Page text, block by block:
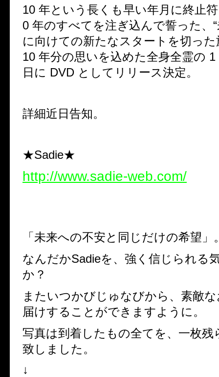
10 年という長くも早い年月に終止
0 年のすべてを注ぎ込んで誓った、“
に向けての新たなスタートを切っ
10 年分の思いを込めた全身全霊の
日に DVD としてリリース決定。
詳細近日告知。
★Sadie★
http://www.sadie-web.com/
「未来への不安と同じだけの希望」
なんだかSadieを、強く信じられる
か？
またいつかびじゅなびから、素敵
届けすることができますように。
写真は到着したもの全てを、一枚残
致しました。
↓